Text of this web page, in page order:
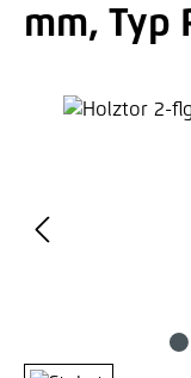
mm, Typ
Bildergalerie